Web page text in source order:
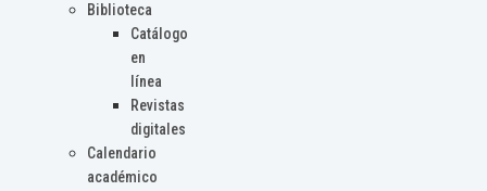
Biblioteca
Catálogo
en
línea
Revistas
digitales
Calendario
académico